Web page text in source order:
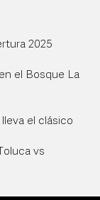
2025
el Bosque La
el clásico
vs